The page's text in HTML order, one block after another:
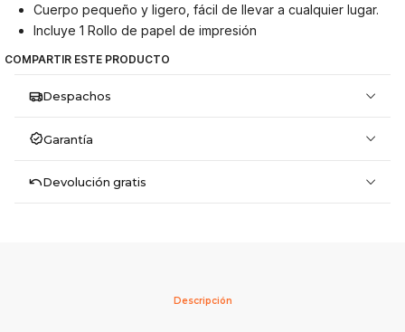
Cuerpo pequeño y ligero, fácil de llevar a cualquier lugar.
Incluye 1 Rollo de papel de impresión
COMPARTIR ESTE PRODUCTO
Despachos
Garantía
Devolución gratis
Descripción